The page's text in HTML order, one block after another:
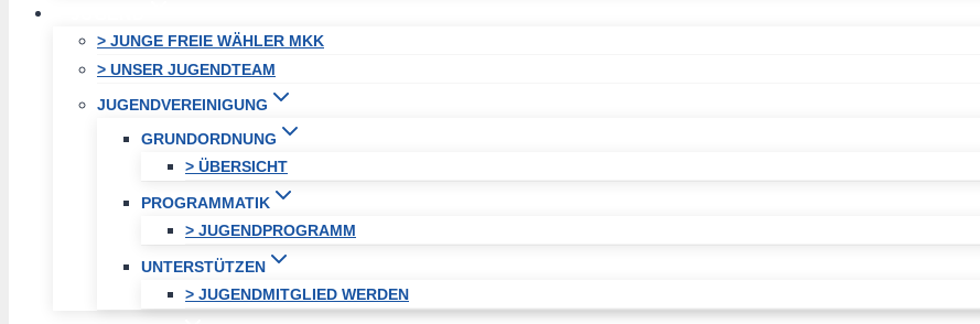
> JUNGE FREIE WÄHLER MKK
> UNSER JUGENDTEAM
JUGENDVEREINIGUNG
GRUNDORDNUNG
> ÜBERSICHT
PROGRAMMATIK
> JUGENDPROGRAMM
UNTERSTÜTZEN
> JUGENDMITGLIED WERDEN